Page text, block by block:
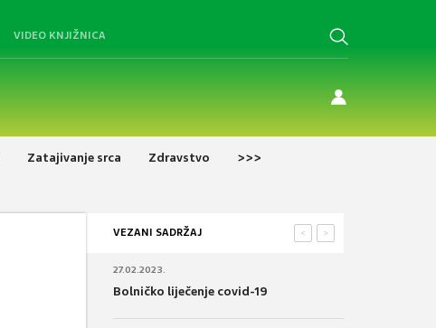
VIDEO KNJIŽNICA
Zatajivanje srca Zdravstvo >>>
VEZANI SADRŽAJ >
<
27.02.2023.
Bolničko liječenje covid-19